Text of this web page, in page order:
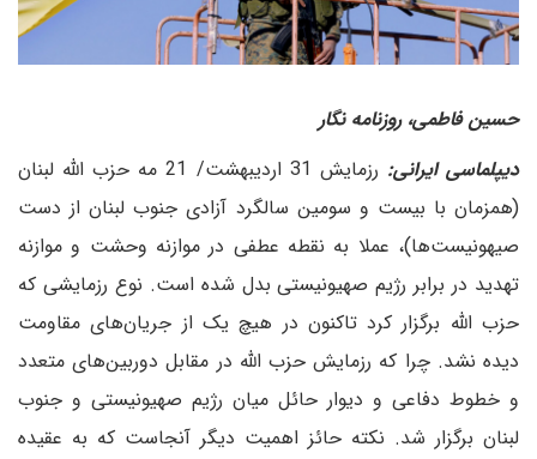
حسین فاطمی، روزنامه نگار
دیپلماسی ایرانی:
رزمایش 31 اردیبهشت/ 21 مه حزب الله لبنان
(همزمان با بیست و سومین سالگرد آزادی جنوب لبنان از دست
صیهونیست‌ها)، عملا به نقطه عطفی در موازنه وحشت و موازنه
تهدید در برابر رژیم صهیونیستی بدل شده است. نوع رزمایشی که
حزب الله برگزار کرد تاکنون در هیچ یک از جریان‌های مقاومت
دیده نشد. چرا که رزمایش حزب الله در مقابل دوربین‌های متعدد
و خطوط دفاعی و دیوار حائل میان رژیم صهیونیستی و جنوب
لبنان برگزار شد. نکته حائز اهمیت دیگر آنجاست که به عقیده